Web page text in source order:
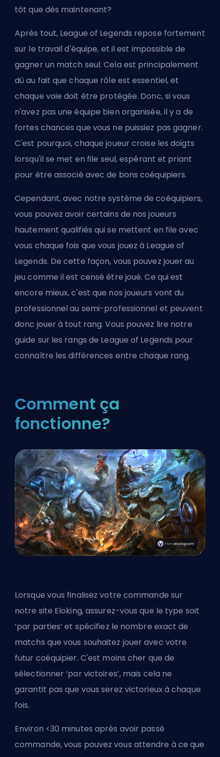
tôt que dès maintenant?
Après tout, League of Legends repose fortement
sur le travail d'équipe, et il est impossible de
gagner un match seul. Cela est principalement
dû au fait que chaque rôle est essentiel, et
chaque voie doit être protégée. Donc, si vous
n'avez pas une équipe bien organisée, il y a de
fortes chances que vous ne puissiez pas gagner.
C'est pourquoi, chaque joueur croise les doigts
lorsqu'il se met en file seul, espérant et priant
pour être associé avec de bons coéquipiers.
Cependant, avec notre système de coéquipiers,
vous pouvez avoir certains de nos joueurs
hautement qualifiés qui se mettent en file avec
vous chaque fois que vous jouez à League of
Legends. De cette façon, vous pouvez jouer au
jeu comme il est censé être joué. Ce qui est
encore mieux, c'est que nos joueurs vont du
professionnel au semi-professionnel et peuvent
donc jouer à tout rang. Vous pouvez lire notre
guide sur les rangs de League of Legends pour
connaître les différences entre chaque rang.
Comment ça
fonctionne?
Lorsque vous finalisez votre commande sur
notre site Eloking, assurez-vous que le type soit
‘par parties’ et spécifiez le nombre exact de
matchs que vous souhaitez jouer avec votre
futur coéquipier. C'est moins cher que de
sélectionner ‘par victoires’, mais cela ne
garantit pas que vous serez victorieux à chaque
fois.
Environ <30 minutes après avoir passé
commande, vous pouvez vous attendre à ce que